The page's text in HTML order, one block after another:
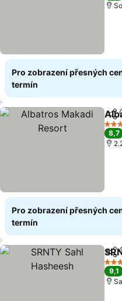
Pro zobrazení přesných
termín
4
8,7
Pro zobrazení přesných
termín
5
9,1